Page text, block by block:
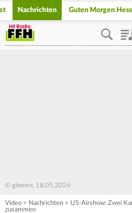
Nachrichten Guten Morgen
© glomex, 18.05.2026
Video > Nachrichten > US-Airshow: Zwei
zusammen